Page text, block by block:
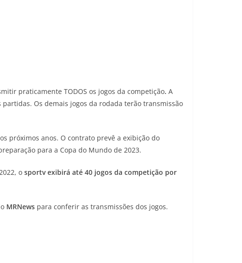
praticamente TODOS os jogos da competição. A
Os demais jogos da rodada terão transmissão
próximos anos. O contrato prevê a exibição do
para a Copa do Mundo de 2023.
o sportv exibirá até 40 jogos da competição por
MRNews para conferir as transmissões dos jogos.